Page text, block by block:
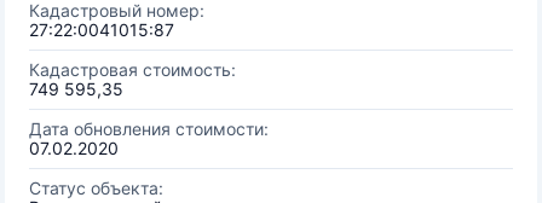
Кадастровый номер:
27:22:0041015:87
Кадастровая стоимость:
749 595,35
Дата обновления стоимости:
07.02.2020
Статус объекта: